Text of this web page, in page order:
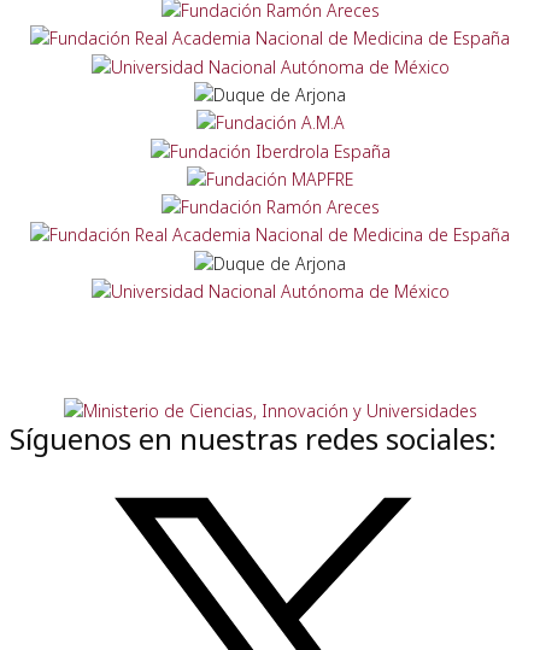
Síguenos en nuestras redes sociales: